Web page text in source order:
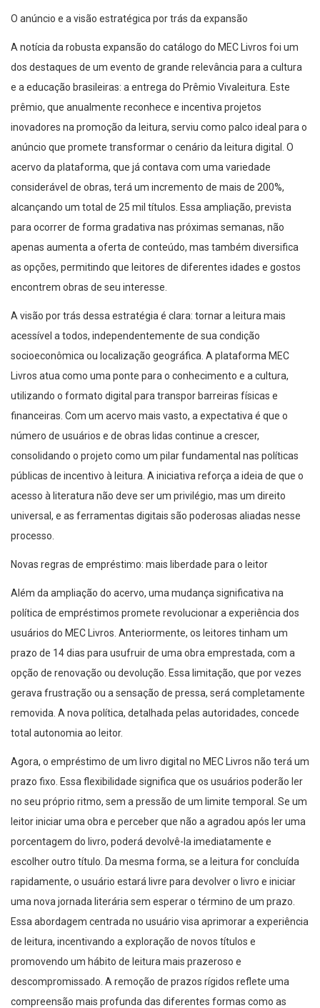
O anúncio e a visão estratégica por trás da expansão
A notícia da robusta expansão do catálogo do MEC Livros foi um
dos destaques de um evento de grande relevância para a cultura
e a educação brasileiras: a entrega do Prêmio Vivaleitura. Este
prêmio, que anualmente reconhece e incentiva projetos
inovadores na promoção da leitura, serviu como palco ideal para o
anúncio que promete transformar o cenário da leitura digital. O
acervo da plataforma, que já contava com uma variedade
considerável de obras, terá um incremento de mais de 200%,
alcançando um total de 25 mil títulos. Essa ampliação, prevista
para ocorrer de forma gradativa nas próximas semanas, não
apenas aumenta a oferta de conteúdo, mas também diversifica
as opções, permitindo que leitores de diferentes idades e gostos
encontrem obras de seu interesse.
A visão por trás dessa estratégia é clara: tornar a leitura mais
acessível a todos, independentemente de sua condição
socioeconômica ou localização geográfica. A plataforma MEC
Livros atua como uma ponte para o conhecimento e a cultura,
utilizando o formato digital para transpor barreiras físicas e
financeiras. Com um acervo mais vasto, a expectativa é que o
número de usuários e de obras lidas continue a crescer,
consolidando o projeto como um pilar fundamental nas políticas
públicas de incentivo à leitura. A iniciativa reforça a ideia de que o
acesso à literatura não deve ser um privilégio, mas um direito
universal, e as ferramentas digitais são poderosas aliadas nesse
processo.
Novas regras de empréstimo: mais liberdade para o leitor
Além da ampliação do acervo, uma mudança significativa na
política de empréstimos promete revolucionar a experiência dos
usuários do MEC Livros. Anteriormente, os leitores tinham um
prazo de 14 dias para usufruir de uma obra emprestada, com a
opção de renovação ou devolução. Essa limitação, que por vezes
gerava frustração ou a sensação de pressa, será completamente
removida. A nova política, detalhada pelas autoridades, concede
total autonomia ao leitor.
Agora, o empréstimo de um livro digital no MEC Livros não terá um
prazo fixo. Essa flexibilidade significa que os usuários poderão ler
no seu próprio ritmo, sem a pressão de um limite temporal. Se um
leitor iniciar uma obra e perceber que não a agradou após ler uma
porcentagem do livro, poderá devolvê-la imediatamente e
escolher outro título. Da mesma forma, se a leitura for concluída
rapidamente, o usuário estará livre para devolver o livro e iniciar
uma nova jornada literária sem esperar o término de um prazo.
Essa abordagem centrada no usuário visa aprimorar a experiência
de leitura, incentivando a exploração de novos títulos e
promovendo um hábito de leitura mais prazeroso e
descompromissado. A remoção de prazos rígidos reflete uma
compreensão mais profunda das diferentes formas como as